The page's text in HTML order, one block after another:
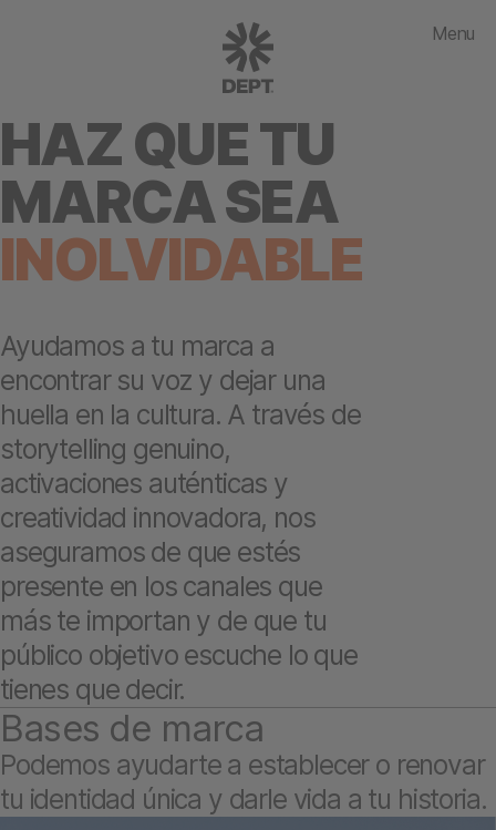
Menu
HAZ QUE TU
MARCA SEA
INOLVIDABLE
Ayudamos a tu marca a
encontrar su voz y dejar una
huella en la cultura. A través de
storytelling genuino,
activaciones auténticas y
creatividad innovadora, nos
aseguramos de que estés
presente en los canales que
más te importan y de que tu
público objetivo escuche lo que
tienes que decir.
Bases de marca
Podemos ayudarte a establecer o renovar
tu identidad única y darle vida a tu historia.